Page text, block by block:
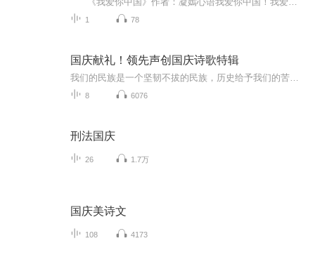
1 78
国庆献礼！领先声创国庆诗歌特辑
8 6076
刑法国庆
26 1.7万
国庆美诗文
108 4173